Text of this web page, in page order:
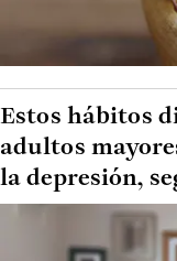
Estos hábitos
adultos
la depresión,